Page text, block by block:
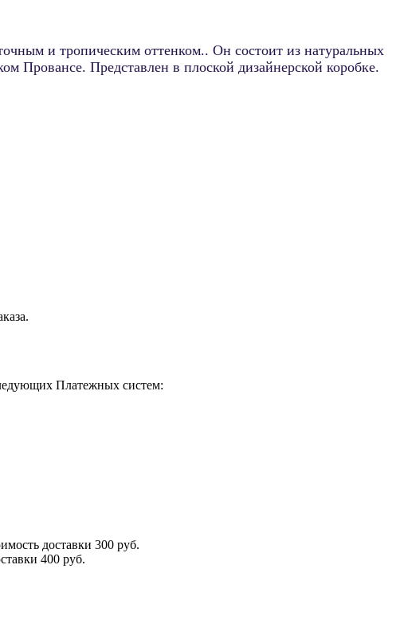
и тропическим оттенком.. Он состоит из натуральных
Провансе. Представлен в плоской дизайнерской коробке.
Платежных систем:
доставки 300 руб.
400 руб.